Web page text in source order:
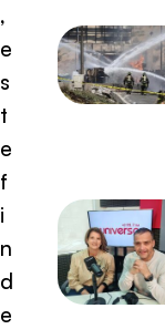
,
e
s
t
e
f
i
n
d
e